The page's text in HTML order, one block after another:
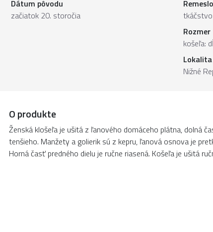
Dátum pôvodu
začiatok 20. storočia
Remeslo
tkáčstvo
Rozmer
košeľa:
Lokalita
Nižné
O produkte
Ženská klošeľa je ušitá z ľanového domáceho plátna, dolná
tenšieho. Manžety a golierik sú z kepru, ľanová osnova je
Horná časť predného dielu je ručne riasená. Košeľa je ušitá